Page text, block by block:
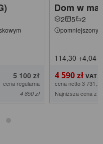
5 100 zł
cena regularna
4 850 zł
Dom w
2 5 2
pomniejszony
114,30 +4,04
4 590 zł
cena netto 3
Najniższa cena z